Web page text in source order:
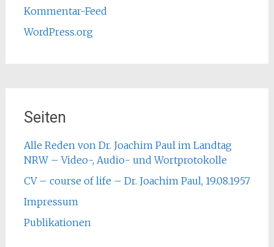
Kommentar-Feed
WordPress.org
Seiten
Alle Reden von Dr. Joachim Paul im Landtag
NRW – Video-, Audio- und Wortprotokolle
CV – course of life – Dr. Joachim Paul, 19.08.1957
Impressum
Publikationen